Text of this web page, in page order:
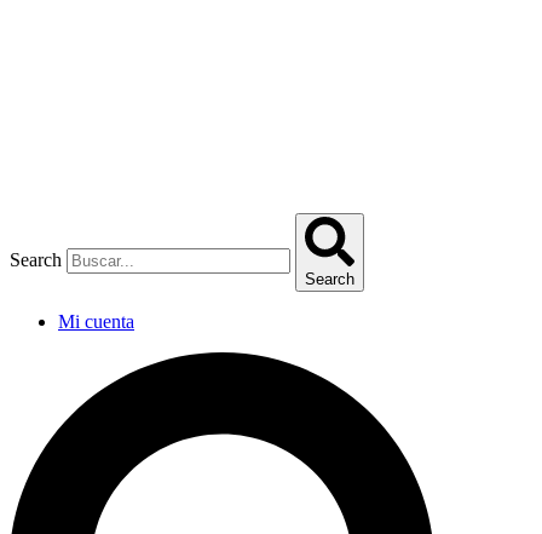
Search
Search
Mi cuenta